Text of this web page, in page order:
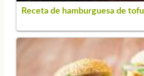
Receta de hamburguesa de tofu